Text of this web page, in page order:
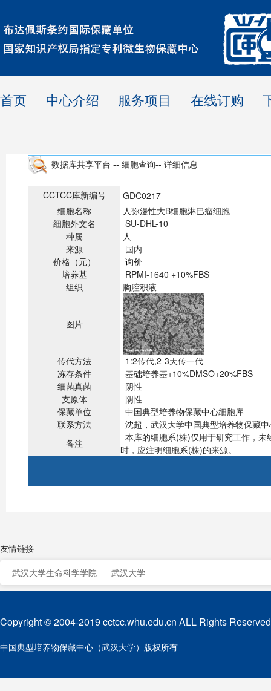
首页 中心介绍 服务项目 在线订购
数据库共享平台 -- 细胞查询-- 详细信息
CCTCC库新编号
GDC0217
细胞名称
人弥漫性大B细胞淋巴瘤细胞
细胞外文名
SU-DHL-10
种属
人
来源
国内
价格（元）
询价
培养基
RPMI-1640 +10%FBS
组织
胸腔积液
图片
传代方法
1:2传代,2-3天传一代
冻存条件
基础培养基+10%DMSO+20%FBS
细菌真菌
阴性
支原体
阴性
保藏单位
中国典型培养物保藏中心细胞库
联系方法
沈超，武汉大学中国典型培养物保藏
备注
本库的细胞系(株)仅用于研究工作，
时，应注明细胞系(株)的来源。
友情链接
武汉大学生命科学学院
武汉大学
Copyright © 2004-2019 cctcc.whu.edu.cn ALL Rights
中国典型培养物保藏中心（武汉大学）版权所有